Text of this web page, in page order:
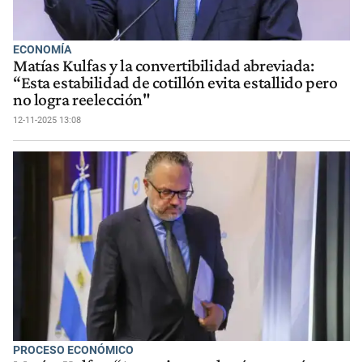
ECONOMÍA
Matías Kulfas y la convertibilidad abreviada:
“Esta estabilidad de cotillón evita estallido pero
no logra reelección"
12-11-2025 13:08
PROCESO ECONÓMICO